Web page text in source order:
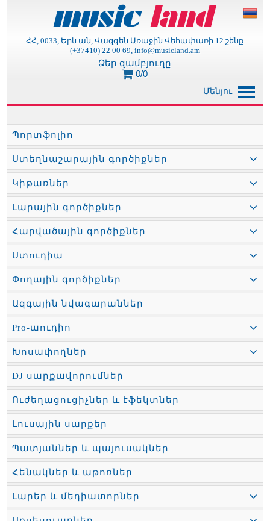
ՀՀ, 0033, Երևան, Վազգեն Առաջին Վեհափառի 12 շենք
(+37410) 22 00 69, info@musicland.am
Ձեր զամբյուղը
0/0
Մենյու
Պորտֆոլիո
Ստեղնաշարային գործիքներ
Կիթառներ
Լարային գործիքներ
Հարվածային գործիքներ
Ստուդիա
Փողային գործիքներ
Ազգային նվագարաններ
Pro-աուդիո
Խոսափողներ
DJ սարքավորումներ
Ուժեղացուցիչներ և էֆեկտներ
Լուսային սարքեր
Պատյաններ և պայուսակներ
Հենակներ և աթոռներ
Լարեր և մեդիատորներ